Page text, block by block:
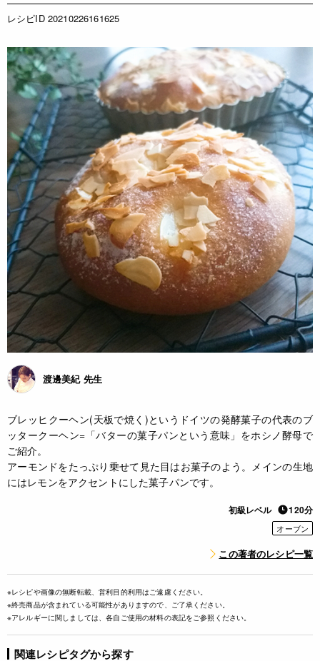
レシピID 20210226161625
渡邊美紀 先生
ブレッヒクーヘン(天板で焼く)というドイツの発酵菓子の代表のブ
ッタークーヘン=「バターの菓子パンという意味」をホシノ酵母で
ご紹介。
アーモンドをたっぷり乗せて見た目はお菓子のよう。メインの生地
にはレモンをアクセントにした菓子パンです。
初級レベル 120分
オーブン
この著者のレシピ一覧
※レシピや画像の無断転載、営利目的利用はご遠慮ください。
※終売商品が含まれている可能性がありますので、ご了承ください。
※アレルギーに関しましては、各自ご使用の材料の表記をご参照ください。
関連レシピタグから探す